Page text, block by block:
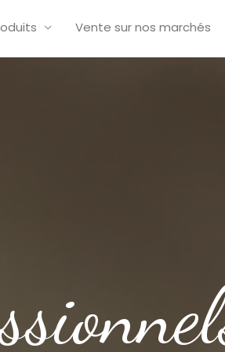
Vente sur nos marchés